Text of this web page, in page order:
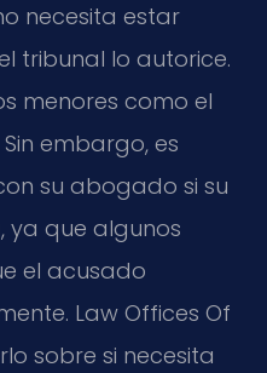
necesita estar
tribunal lo autorice.
menores como el
embargo, es
su abogado si su
ya que algunos
el acusado
Law Offices Of
sobre si necesita